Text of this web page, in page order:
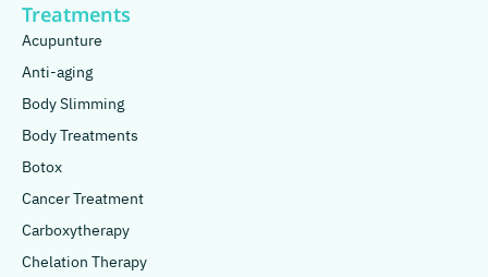
Treatments
Acupunture
Anti-aging
Body Slimming
Body Treatments
Botox
Cancer Treatment
Carboxytherapy
Chelation Therapy